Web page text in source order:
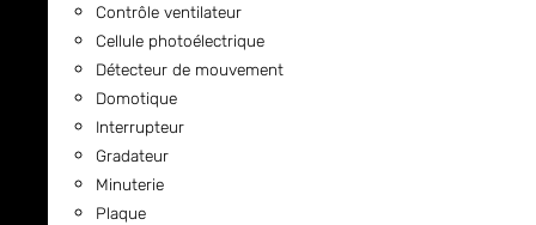
Contrôle ventilateur
Cellule photoélectrique
Détecteur de mouvement
Domotique
Interrupteur
Gradateur
Minuterie
Plaque